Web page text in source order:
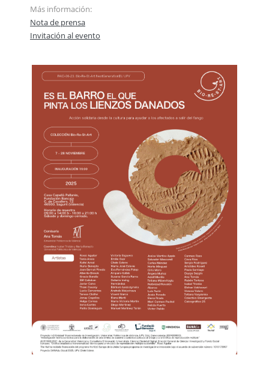
Más información:
Nota de prensa
Invitación al evento